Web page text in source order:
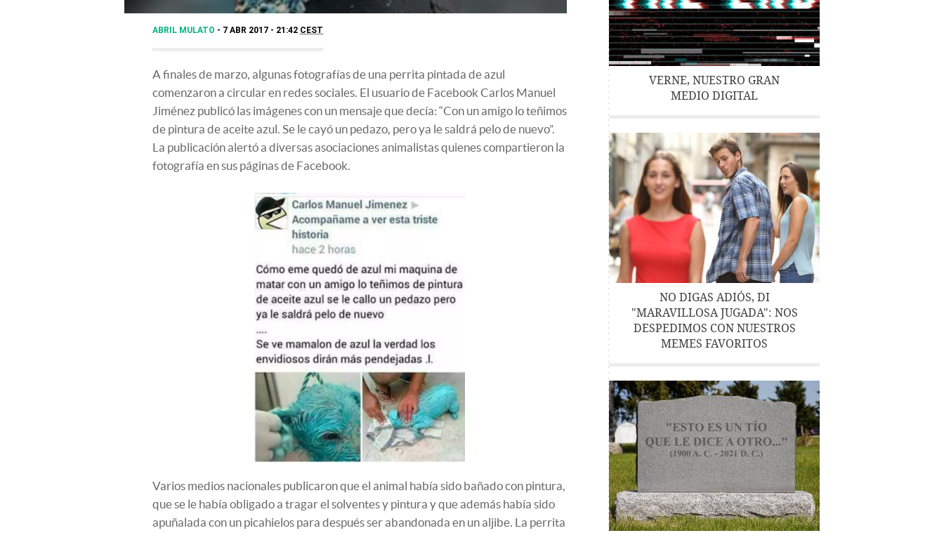
ABRIL MULATO 7 ABR 2017 - 21:42 CEST
A finales de marzo, algunas fotografías de una perrita pintada de azul
comenzaron a circular en redes sociales. El usuario de Facebook Carlos Manuel
Jiménez publicó las imágenes con un mensaje que decía: “Con un amigo lo teñimos
de pintura de aceite azul. Se le cayó un pedazo, pero ya le saldrá pelo de nuevo”.
La publicación alertó a diversas asociaciones animalistas quienes compartieron la
fotografía en sus páginas de Facebook.
Varios medios nacionales publicaron que el animal había sido bañado con pintura,
que se le había obligado a tragar el solventes y pintura y que además había sido
apuñalada con un picahielos para después ser abandonada en un aljibe. La perrita
VERNE, NUESTRO GRAN
MEDIO DIGITAL
NO DIGAS ADIÓS, DI
"MARAVILLOSA JUGADA": NOS
DESPEDIMOS CON NUESTROS
MEMES FAVORITOS